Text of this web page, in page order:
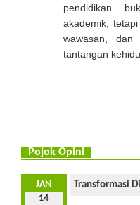
pendidikan
akademik,
wawasan, dan
tantangan
Pojok Opini
JAN
14
Transformasi